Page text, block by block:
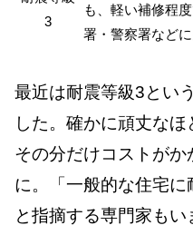
3
も、軽い補修程
署・警察署などに
最近は耐震等級3とい
した。確かに頑丈なほ
その分だけコストが
に。「一般的な住宅に
と指摘する専門家も